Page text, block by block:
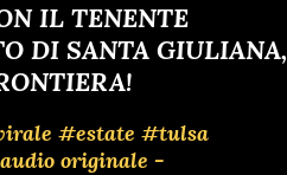
IL TENENTE
DI SANTA GIULIANA,
#estate #tulsa
originale -